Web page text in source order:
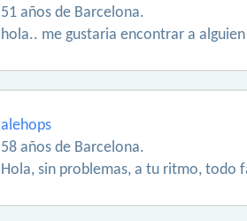
51 años de Barcelona.
hola.. me gustaria encontrar a
alehops
58 años de Barcelona.
Hola, sin problemas, a tu ritmo, todo